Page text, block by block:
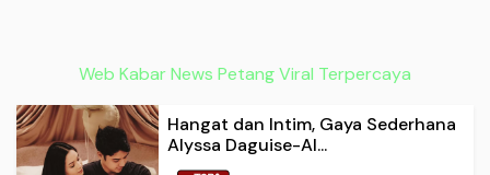
Web Kabar News Petang Viral Terpercaya
Hangat dan Intim, Gaya Sederhana
Alyssa Daguise-Al...